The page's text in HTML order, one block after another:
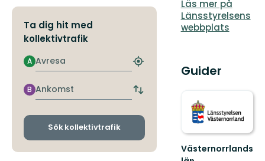
Ta dig hit med
kollektivtrafik
Avresa
A
Hitta
hållplats
Ankomst
B
Byt
och
ankomsthållplatser
Sök kollektivtrafik
Läs mer på
Länsstyrelsens
webbplats
Guider
Västernorrlands